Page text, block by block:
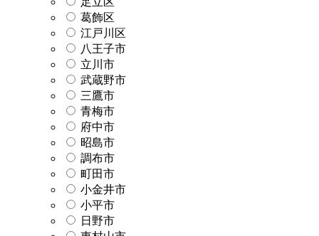
葛飾区
江戸川区
八王子市
立川市
武蔵野市
三鷹市
青梅市
府中市
昭島市
調布市
町田市
小金井市
小平市
日野市